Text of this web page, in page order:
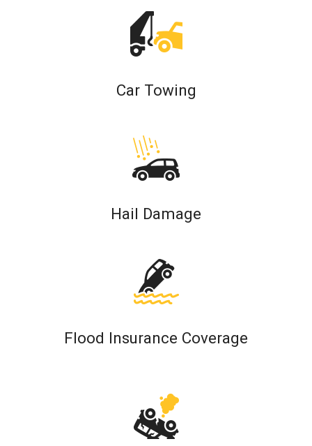
Car Towing
Hail Damage
Flood Insurance Coverage